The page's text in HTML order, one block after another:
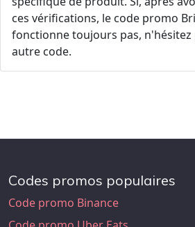
ces vérifications, le code promo
fonctionne toujours pas, n'hésitez
autre code.
Codes promos populaires
Code promo Binance